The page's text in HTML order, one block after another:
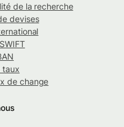
de la recherche
devises
taux
de change